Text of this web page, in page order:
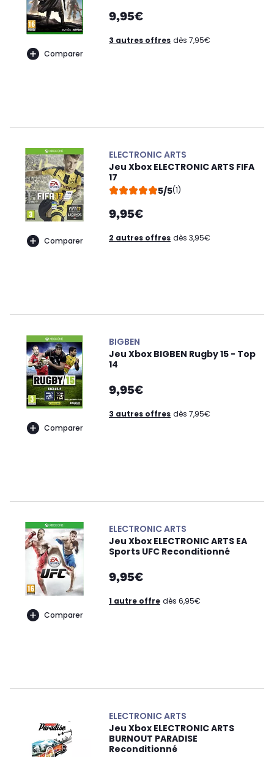
Comparer
9,95€
3 autres offres dès 7,95€
Comparer
ELECTRONIC ARTS
Jeu Xbox ELECTRONIC ARTS FIFA
17
5/5(1)
9,95€
2 autres offres dès 3,95€
Comparer
BIGBEN
Jeu Xbox BIGBEN Rugby 15 - Top
14
9,95€
3 autres offres dès 7,95€
Comparer
ELECTRONIC ARTS
Jeu Xbox ELECTRONIC ARTS EA
Sports UFC Reconditionné
9,95€
1 autre offre dès 6,95€
ELECTRONIC ARTS
Jeu Xbox ELECTRONIC ARTS
BURNOUT PARADISE
Reconditionné